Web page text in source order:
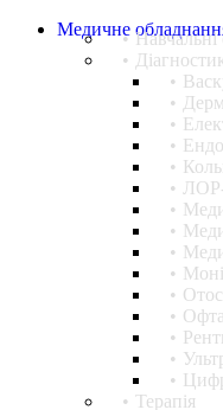
Медичне Навчальні
Терапія